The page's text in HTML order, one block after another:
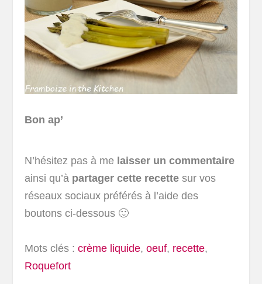
Bon ap’
N’hésitez pas à me laisser un commentaire
ainsi qu’à partager cette recette sur vos
réseaux sociaux préférés à l’aide des
boutons ci-dessous 🙂
Mots clés : crème liquide,oeuf, recette,
Roquefort